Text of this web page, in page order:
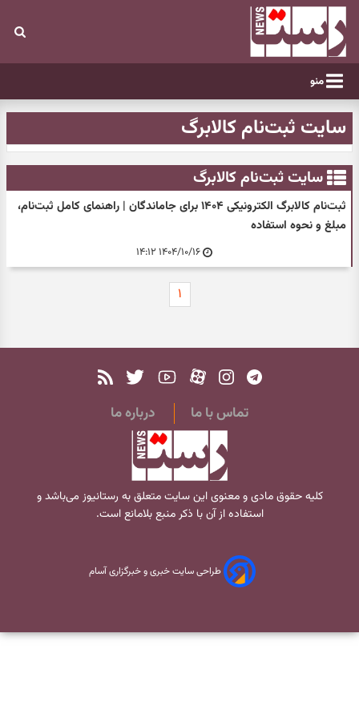
منو
سایت ثبت‌نام کالابرگ
سایت ثبت‌نام کالابرگ
ثبت‌نام کالابرگ الکترونیکی ۱۴۰۴ برای جاماندگان | راهنمای کامل ثبت‌نام،
مبلغ و نحوه استفاده
۱۴۰۴/۱۰/۱۶ ۱۴:۱۲
۱
تماس با ما درباره ما
کلیه حقوق مادی و معنوی این سایت متعلق به رستانیوز می‌باشد و
استفاده از آن با ذکر منبع بلامانع است.
طراحی سایت خبری و خبرگزاری آسام